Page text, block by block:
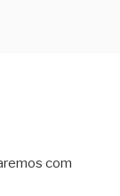
com